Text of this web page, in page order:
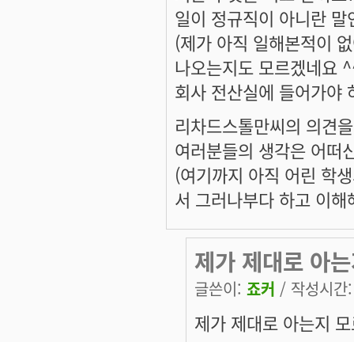
일이 정규직이 아니란 말
(제가 아직 일해본적이
나오는지도 모르겠네요
회사 전산실에 들어가야
리차드스톨만씨의 의견
여러분들의 생각은 어떠
(여기까지 아직 어린 학
서 그러나부다 하고 이
제가 제대로 아
글쓴이: 죠커 / 작성시
제가 제대로 아는지